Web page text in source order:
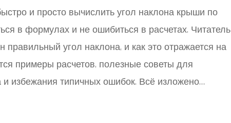
и просто вычислить угол наклона крыши по
в формулах и не ошибиться в расчетах. Читатель
правильный угол наклона, и как это отражается на
примеры расчетов, полезные советы для
и избежания типичных ошибок. Всё изложено
фактами о том, как угол наклона влияет на